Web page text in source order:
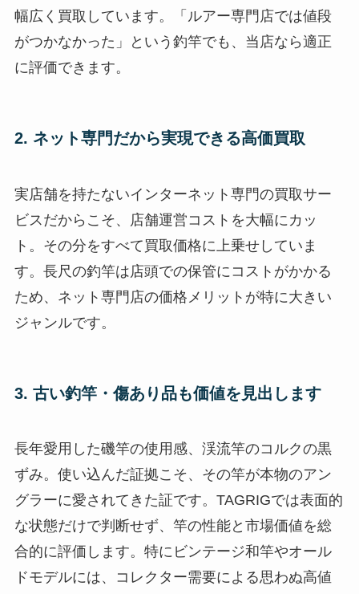
幅広く買取しています。「ルアー専門店では値段
がつかなかった」という釣竿でも、当店なら適正
に評価できます。
2. ネット専門だから実現できる高価買取
実店舗を持たないインターネット専門の買取サー
ビスだからこそ、店舗運営コストを大幅にカッ
ト。その分をすべて買取価格に上乗せしていま
す。長尺の釣竿は店頭での保管にコストがかかる
ため、ネット専門店の価格メリットが特に大きい
ジャンルです。
3. 古い釣竿・傷あり品も価値を見出します
長年愛用した磯竿の使用感、渓流竿のコルクの黒
ずみ。使い込んだ証拠こそ、その竿が本物のアン
グラーに愛されてきた証です。TAGRIGでは表面的
な状態だけで判断せず、竿の性能と市場価値を総
合的に評価します。特にビンテージ和竿やオール
ドモデルには、コレクター需要による思わぬ高値